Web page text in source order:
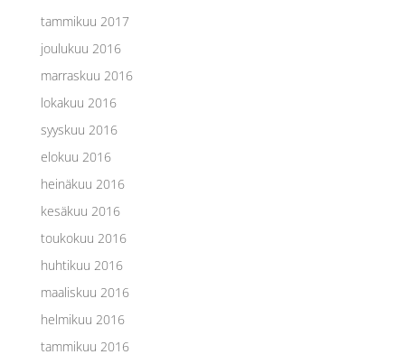
tammikuu 2017
joulukuu 2016
marraskuu 2016
lokakuu 2016
syyskuu 2016
elokuu 2016
heinäkuu 2016
kesäkuu 2016
toukokuu 2016
huhtikuu 2016
maaliskuu 2016
helmikuu 2016
tammikuu 2016